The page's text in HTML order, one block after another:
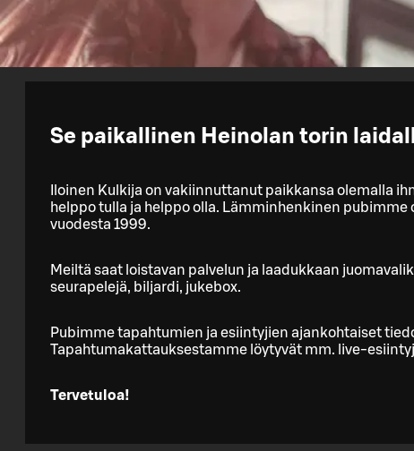
Se paikallinen Heinolan torin
Iloinen Kulkija on vakiinnuttanut paikkansa olemalla
helppo tulla ja helppo olla. Lämminhenkinen
vuodesta 1999.
Meiltä saat loistavan palvelun ja laadukkaan
seurapelejä, biljardi, jukebox.
Pubimme tapahtumien ja esiintyjien ajankohtaiset
Tapahtumakattauksestamme löytyvät mm. live-
Tervetuloa!